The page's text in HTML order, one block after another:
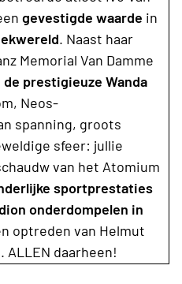
gevestigde waarde in
. Naast haar
Memorial Van Damme
de prestigieuze Wanda
Neos-
spanning, groots
sfeer: jullie
van het Atomium
sportprestaties
onderdompelen in
optreden van Helmut
daarheen!